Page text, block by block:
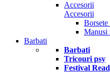
Accesorii
Accesorii
Borsete
Manusi
Barbati
Barbati
Tricouri psy
Festival